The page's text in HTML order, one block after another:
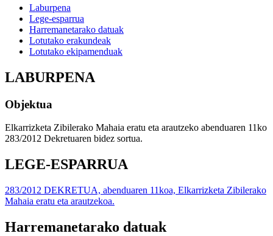
Laburpena
Lege-esparrua
Harremanetarako datuak
Lotutako erakundeak
Lotutako ekipamenduak
LABURPENA
Objektua
Elkarrizketa Zibilerako Mahaia eratu eta arautzeko abenduaren 11ko
283/2012 Dekretuaren bidez sortua.
LEGE-ESPARRUA
283/2012 DEKRETUA, abenduaren 11koa, Elkarrizketa Zibilerako
Mahaia eratu eta arautzekoa.
Harremanetarako datuak